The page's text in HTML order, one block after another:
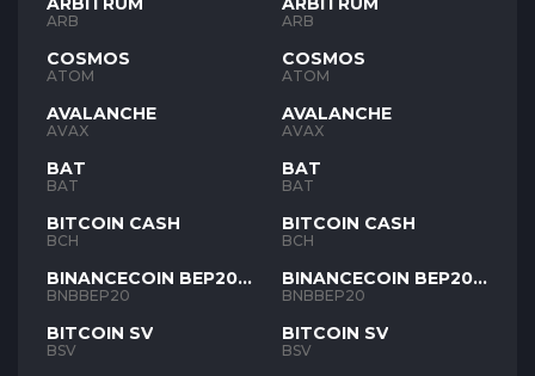
ARB
COSMOS
ATOM
AVALANCHE
AVAX
BAT
BAT
BITCOIN CASH
BCH
BINANCECOIN BEP20
BNB
BNBBEP20
BITCOIN SV
BSV
ARB
COSMOS
ATOM
AVALANCHE
AVAX
BAT
BAT
BITCOIN CASH
BCH
BINANCECOIN BEP20
BNB
BNBBEP20
BITCOIN SV
BSV